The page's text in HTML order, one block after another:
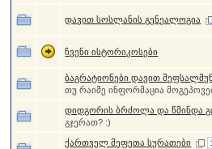
დავით სოსლანის გენეალოგია
ჩვენი ისტორიკოსები
ბაგრატიონები დავით
თუ რაიმე ინფორმაცია
დიდგორის ბრძოლა და წმინდა
გჯერათ? :)
ქართველ მეფეთა სურათები